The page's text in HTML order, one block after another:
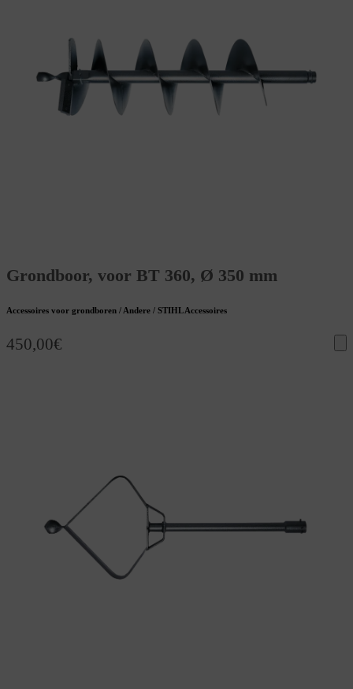
Grondboor, voor BT 360, Ø 350 mm
Accessoires voor grondboren / Andere / STIHL Accessoires
450,00€